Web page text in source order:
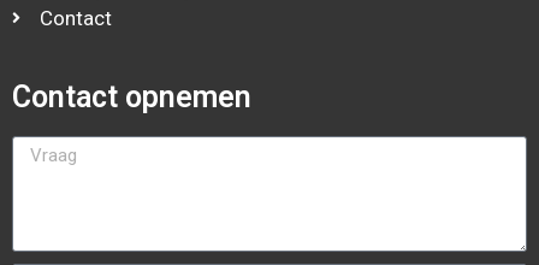
Contact
Contact opnemen